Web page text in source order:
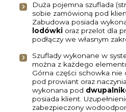
Duża pojemna szuflada
sobie zamówioną pod
Zabudowa posiada
lodówki oraz przelot dla
podłączy we własnym
Szuflady wykonane w
można z każdego
Górna części schowka nie
pod prowiant oraz
wykonana pod
posiada klient.
zabezpieczony